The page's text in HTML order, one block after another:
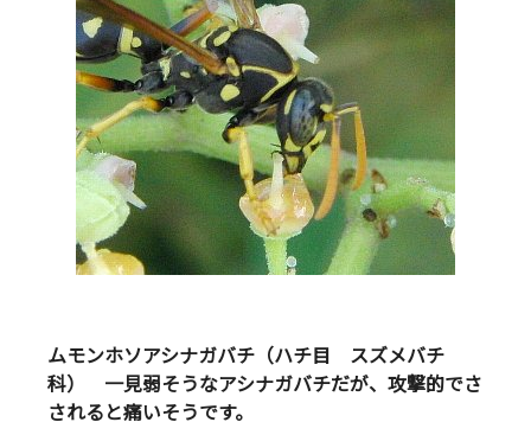
ムモンホソアシナガバチ（ハチ目 スズメバチ
科） 一見弱そうなアシナガバチだが、攻撃的でさ
されると痛いそうです。